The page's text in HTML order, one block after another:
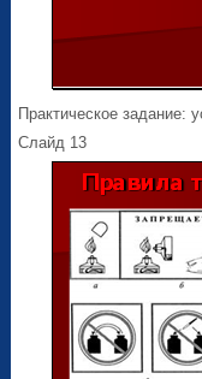
Практическое задание:
Слайд 13